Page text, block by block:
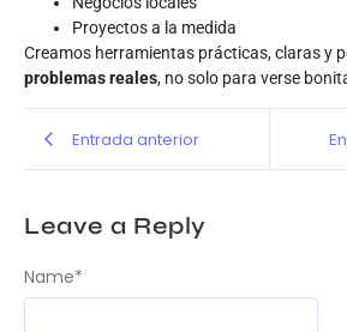
Proyectos a la medida
Creamos herramientas prácticas, claras y
problemas reales, no solo para verse
Entrada anterior
Leave a Reply
Name*